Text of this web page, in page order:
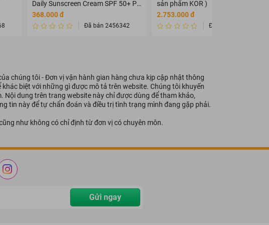
việc tái tạo các mô mỡ mới, giảm
Daily Sunscreen Cream SPF 50+ PA
++++
368.000 đ
Đã bán 2456342
sản phẩm KOR )
2.753.000 đ
Đã bán 2345675
chúng tôi - Đơn vị vận hành gian hàng chưa kịp cập nhật thông
biệt với những gì được mô tả trên website. Chúng tôi khuyến
dung trên trang website này chỉ được dùng để tham khảo,
tin này để tự chẩn đoán và điều trị tình trạng mình đang gặp phải.
như không có chỉ định từ đơn vị có chuyên môn.
Gửi ngay